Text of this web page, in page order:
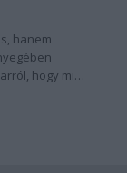
hanem
hogy mit